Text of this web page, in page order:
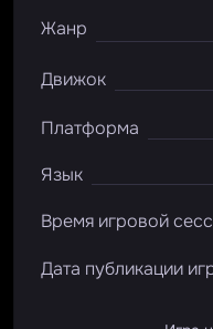
Жанр
Движок
Платформа
Язык
Время игровой
Дата публикации